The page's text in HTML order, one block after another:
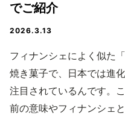
でご紹介
2026.3.13
フィナンシェによく似た
焼き菓子で、日本では進
注目されているんです。
前の意味やフィナンシェ